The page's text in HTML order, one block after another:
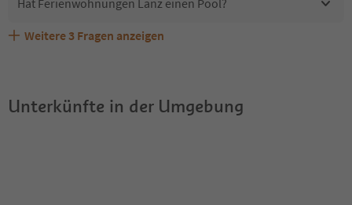
Hat Ferienwohnungen Lanz einen Pool?
Sind Haustiere in der Unterkunft Ferienwohnungen Lanz
Welche Services bietet Ferienwohnungen Lanz?
Erhalten die Gäste von Ferienwohnungen Lanz einen
Weitere 3 Fragen anzeigen
Unterkünfte in der Umgebung